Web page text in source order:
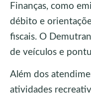
Finanças, como
débito e
fiscais. O
de veículos e
Além dos
atividades